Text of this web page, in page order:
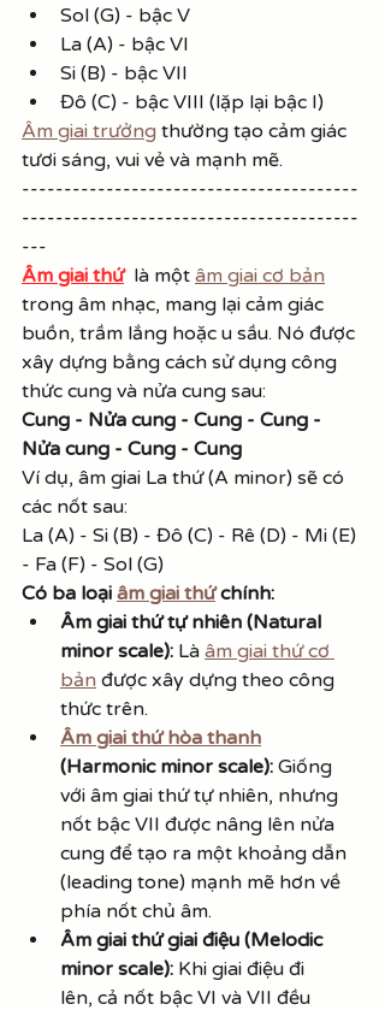
Sol (G) - bậc V
La (A) - bậc VI
Si (B) - bậc VII
Đô (C) - bậc VIII (lặp lại bậc I)
Âm giai trưởng thường tạo cảm giác
tươi sáng, vui vẻ và mạnh mẽ.
----------------------------------------
----------------------------------------
---
Âm giai thứ là một âm giai cơ bản
trong âm nhạc, mang lại cảm giác
buồn, trầm lắng hoặc u sầu. Nó được
xây dựng bằng cách sử dụng công
thức cung và nửa cung sau:
Cung - Nửa cung - Cung - Cung -
Nửa cung - Cung - Cung
Ví dụ, âm giai La thứ (A minor) sẽ có
các nốt sau:
La (A) - Si (B) - Đô (C) - Rê (D) - Mi (E)
- Fa (F) - Sol (G)
Có ba loại âm giai thứ chính:
Âm giai thứ tự nhiên (Natural
minor scale): Là âm giai thứ cơ
bản được xây dựng theo công
thức trên.
Âm giai thứ hòa thanh
(Harmonic minor scale): Giống
với âm giai thứ tự nhiên, nhưng
nốt bậc VII được nâng lên nửa
cung để tạo ra một khoảng dẫn
(leading tone) mạnh mẽ hơn về
phía nốt chủ âm.
Âm giai thứ giai điệu (Melodic
minor scale): Khi giai điệu đi
lên, cả nốt bậc VI và VII đều